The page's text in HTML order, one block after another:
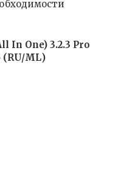
In One) 3.2.3 Pro
(RU/ML)